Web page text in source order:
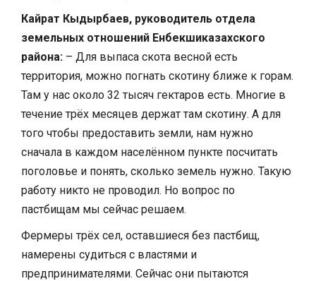
Кайрат Кыдырбаев, руководитель отдела
земельных отношений Енбекшиказахского
района: – Для выпаса скота весной есть
территория, можно погнать скотину ближе к горам.
Там у нас около 32 тысяч гектаров есть. Многие в
течение трёх месяцев держат там скотину. А для
того чтобы предоставить земли, нам нужно
сначала в каждом населённом пункте посчитать
поголовье и понять, сколько земель нужно. Такую
работу никто не проводил. Но вопрос по
пастбищам мы сейчас решаем.
Фермеры трёх сел, оставшиеся без пастбищ,
намерены судиться с властями и
предпринимателями. Сейчас они пытаются